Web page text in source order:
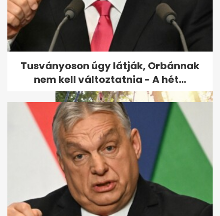
Lezárult a szavazás: ők a
"Varázslatos nyár"
rajzpályázat...
Tusványoson úgy látják, Orbánnak
nem kell változtatnia - A hét...